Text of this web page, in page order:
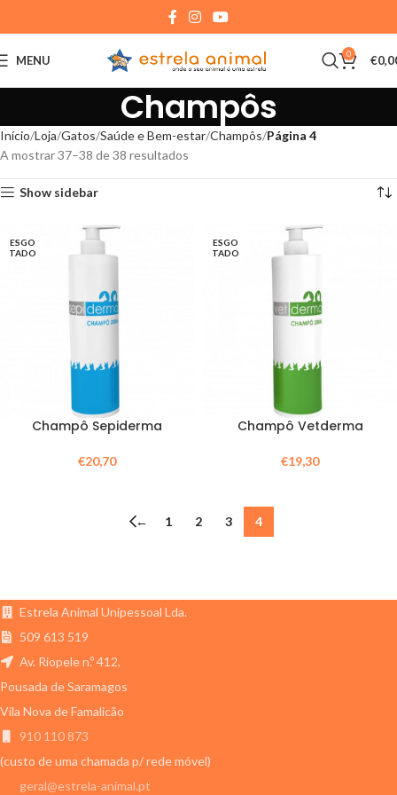
MENU 0 €
Champôs
Início Loja Gatos Saúde e Bem-estar Champôs Página 4
A mostrar 37–38 de 38 resultados
Show sidebar
ESGO
TADO
Champô Sepiderma
€20,70
ESGO
TADO
Champô Vetderma
€19,30
← 1 2 3 4
Estrela Animal Unipessoal Lda.
509 613 519
Av. Riopele n.º 412,
Pousada de Saramagos
Vila Nova de Famalicão
910 110 873
(custo de uma chamada p/ rede móvel)
geral@estrela-animal.pt